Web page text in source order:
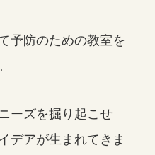
予防のための教室を
ーズを掘り起こせ
デアが生まれてきま